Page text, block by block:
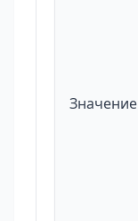
Значение